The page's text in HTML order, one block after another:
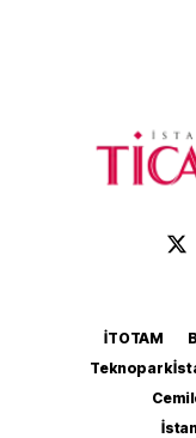
İTOTAM
Teknopark